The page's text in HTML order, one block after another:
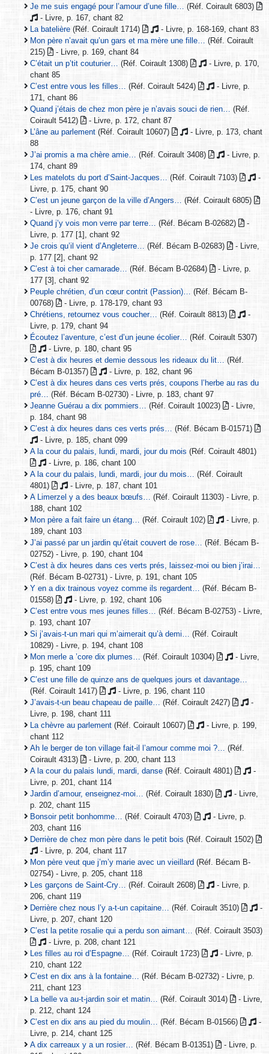
Je me suis engagé pour l’amour d’une fille…
(Réf. Coirault 6803)
- Livre, p. 167, chant 82
La batelière (Réf. Coirault 1714)
- Livre, p. 168-169, chant 83
Mon père n’avait qu’un gars et ma mère une fille…
(Réf. Coirault
215)
- Livre, p. 169, chant 84
C’était un p’tit couturier…
(Réf. Coirault 1308)
- Livre, p. 170,
chant 85
C’est entre vous les filles…
(Réf. Coirault 5424)
- Livre, p.
171, chant 86
Quand j’étais de chez mon père je n’avais souci de rien…
(Réf.
Coirault 5412)
- Livre, p. 172, chant 87
L’âne au parlement (Réf. Coirault 10607)
- Livre, p. 173, chant
88
J’ai promis a ma chère amie…
(Réf. Coirault 3408)
- Livre, p.
174, chant 89
Les matelots du port d’Saint-Jacques…
(Réf. Coirault 7103)
-
Livre, p. 175, chant 90
C’est un jeune garçon de la ville d’Angers…
(Réf. Coirault 6805)
- Livre, p. 176, chant 91
Quand j’y vois mon verre par terre…
(Réf. Bécam B-02682)
-
Livre, p. 177 [1], chant 92
Je crois qu’il vient d’Angleterre…
(Réf. Bécam B-02683)
- Livre,
p. 177 [2], chant 92
C’est à toi cher camarade…
(Réf. Bécam B-02684)
- Livre, p.
177 [3], chant 92
Peuple chrétien, d’un cœur contrit (Passion)…
(Réf. Bécam B-
00768)
- Livre, p. 178-179, chant 93
Chrétiens, retournez vous coucher…
(Réf. Coirault 8813)
-
Livre, p. 179, chant 94
Écoutez l’aventure, c’est d’un jeune écolier…
(Réf. Coirault 5307)
- Livre, p. 180, chant 95
C’est à dix heures et demie dessous les rideaux du lit…
(Réf.
Bécam B-01357)
- Livre, p. 182, chant 96
C’est à dix heures dans ces verts prés, coupons l’herbe au ras du
pré…
(Réf. Bécam B-02730) - Livre, p. 183, chant 97
Jeanne Guérau a dix pommiers…
(Réf. Coirault 10023)
- Livre,
p. 184, chant 98
C’est à dix heures dans ces verts prés…
(Réf. Bécam B-01571)
- Livre, p. 185, chant 099
A la cour du palais, lundi, mardi, jour du mois (Réf. Coirault 4801)
- Livre, p. 186, chant 100
A la cour du palais, lundi, mardi, jour du mois…
(Réf. Coirault
4801)
- Livre, p. 187, chant 101
A Limerzel y a des beaux bœufs…
(Réf. Coirault 11303) - Livre, p.
188, chant 102
Mon père a fait faire un étang…
(Réf. Coirault 102)
- Livre, p.
189, chant 103
J’ai passé par un jardin qu’était couvert de rose…
(Réf. Bécam B-
02752) - Livre, p. 190, chant 104
C’est à dix heures dans ces verts prés, laissez-moi ou bien j’irai…
(Réf. Bécam B-02731) - Livre, p. 191, chant 105
Y en a dix trainous voyez comme ils regardent…
(Réf. Bécam B-
01558)
- Livre, p. 192, chant 106
C’est entre vous mes jeunes filles…
(Réf. Bécam B-02753) - Livre,
p. 193, chant 107
Si j’avais-t-un mari qui m’aimerait qu’à demi…
(Réf. Coirault
10829) - Livre, p. 194, chant 108
Mon merle a ’core dix plumes…
(Réf. Coirault 10304)
- Livre,
p. 195, chant 109
C’est une fille de quinze ans de quelques jours et davantage…
(Réf. Coirault 1417)
- Livre, p. 196, chant 110
J’avais-t-un beau chapeau de paille…
(Réf. Coirault 2427)
-
Livre, p. 198, chant 111
La chèvre au parlement (Réf. Coirault 10607)
- Livre, p. 199,
chant 112
Ah le berger de ton village fait-il l’amour comme moi ?…
(Réf.
Coirault 4313)
- Livre, p. 200, chant 113
A la cour du palais lundi, mardi, danse (Réf. Coirault 4801)
-
Livre, p. 201, chant 114
Jardin d’amour, enseignez-moi…
(Réf. Coirault 1830)
- Livre,
p. 202, chant 115
Bonsoir petit bonhomme…
(Réf. Coirault 4703)
- Livre, p.
203, chant 116
Derrière de chez mon père dans le petit bois (Réf. Coirault 1502)
- Livre, p. 204, chant 117
Mon père veut que j’m’y marie avec un vieillard (Réf. Bécam B-
02754) - Livre, p. 205, chant 118
Les garçons de Saint-Cry…
(Réf. Coirault 2608)
- Livre, p.
206, chant 119
Derrière chez nous l’y a-t-un capitaine…
(Réf. Coirault 3510)
-
Livre, p. 207, chant 120
C’est la petite rosalie qui a perdu son aimant…
(Réf. Coirault 3503)
- Livre, p. 208, chant 121
Les filles au roi d’Espagne…
(Réf. Coirault 1723)
- Livre, p.
210, chant 122
C’est en dix ans à la fontaine…
(Réf. Bécam B-02732) - Livre, p.
211, chant 123
La belle va au-t-jardin soir et matin…
(Réf. Coirault 3014)
- Livre,
p. 212, chant 124
C’est en dix ans au pied du moulin…
(Réf. Bécam B-01566)
-
Livre, p. 214, chant 125
A dix carreaux y a un rosier…
(Réf. Bécam B-01351)
- Livre, p.